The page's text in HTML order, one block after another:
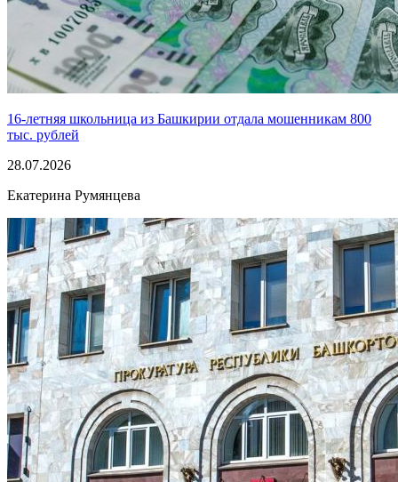
16-летняя школьница из Башкирии отдала мошенникам 800
тыс. рублей
28.07.2026
Екатерина Румянцева